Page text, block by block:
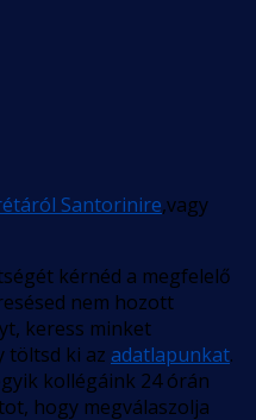
Santorinire,vagy
kérnéd a megfelelő
nem hozott
keress minket
töltsd ki az adatlapunkat.
kollégáink 24 órán
hogy megválaszolja